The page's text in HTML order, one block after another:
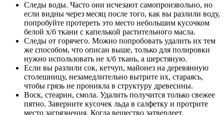
Следы воды. Часто они исчезают самопроизвольно, но
если видны через месяц после того, как вы разлили воду,
попробуйте протереть это место небольшим кусочком
белой х/б ткани с капелькой растительного масла.
Следы от горячего. Можно попробовать удалить их тем
же способом, что описан выше, только для полировки
нужно использовать не х/б ткань, а шерстяную.
Если вы разлили сок, кетчуп, майонез на деревянную
столешницу, незамедлительно вытрите их, стараясь,
чтобы грязь не проникла в структуру древесины.
Воск, стеарин, смола. Удалить получится только свежее
пятно. Заверните кусочек льда в салфетку и протрите
место загрязнения. Когда вещество затвердеет,